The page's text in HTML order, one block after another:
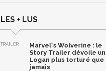
LES + LUS
TRAILER
Marvel's Wolverine : le
Story Trailer dévoile un
Logan plus torturé que
jamais